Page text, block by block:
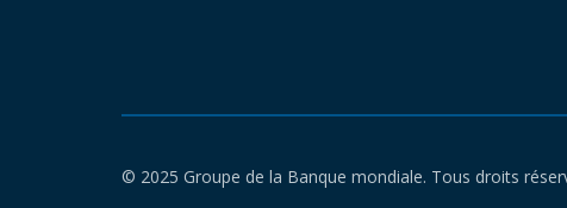
© 2025 Groupe de la Banque mondiale. Tous droits